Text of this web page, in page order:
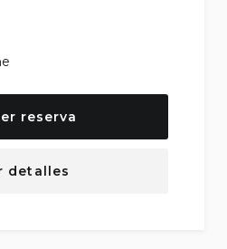
reserva
detalles